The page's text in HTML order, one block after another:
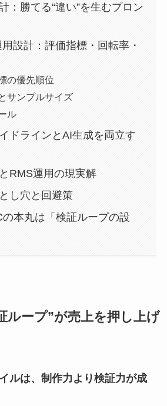
：勝てる“違い”を生むプロン
設計：評価指標・回転率・
の優先順位
サンプルサイズ
ル
ドラインとAI生成を両立す
RMS運用の現実解
し穴と回避策
の本丸は「検証ループの設
ループ”が売上を押し上げ
ルは、制作力より検証力が成